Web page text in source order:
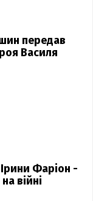
передав
Василя
Фаріон -
війні